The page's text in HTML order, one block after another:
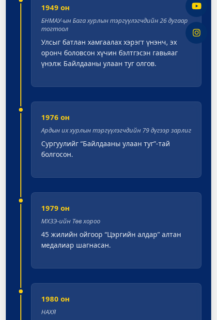
1949 он
БНМАУ-ын Бага хурлын тэргүүлэгчдийн 26 дугаар
тогтоол
Улсыг батлан хамгаалах хэрэгт үнэнч, эх
оронч боловсон хүчин бэлтгэсэн гавьяаг
үнэлж Байлдааны улаан туг олгов.
1976 он
Ардын их хурлын тэргүүлэгчдийн 79 дүгээр зарлиг
Сургуулийг “Байлдааны улаан туг”-тай
болгосон.
1979 он
МХЗЭ-ийн Төв хороо
45 жилийн ойгоор “Цэргийн алдар” алтан
медалиар шагнасан.
1980 он
НАХЯ